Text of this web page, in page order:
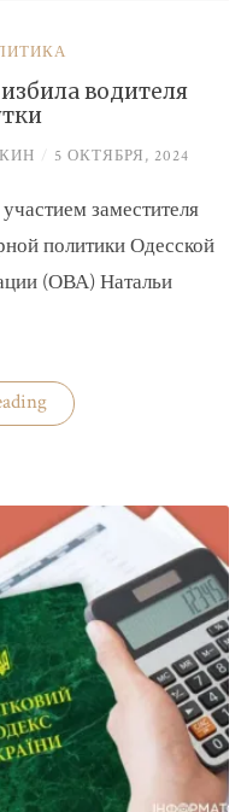
водителя
/ 5 ОКТЯБРЯ, 2024
заместителя
политики Одесской
(ОВА) Натальи
«Одесская
чиновница